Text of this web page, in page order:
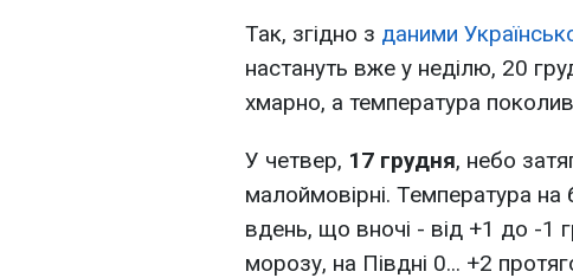
Так, згідно з даними
настануть вже у неділю, 20
хмарно, а температура
У четвер, 17 грудня, небо
малоймовірні. Температура на
вдень, що вночі - від +1 до -1
морозу, на Півдні 0... +2